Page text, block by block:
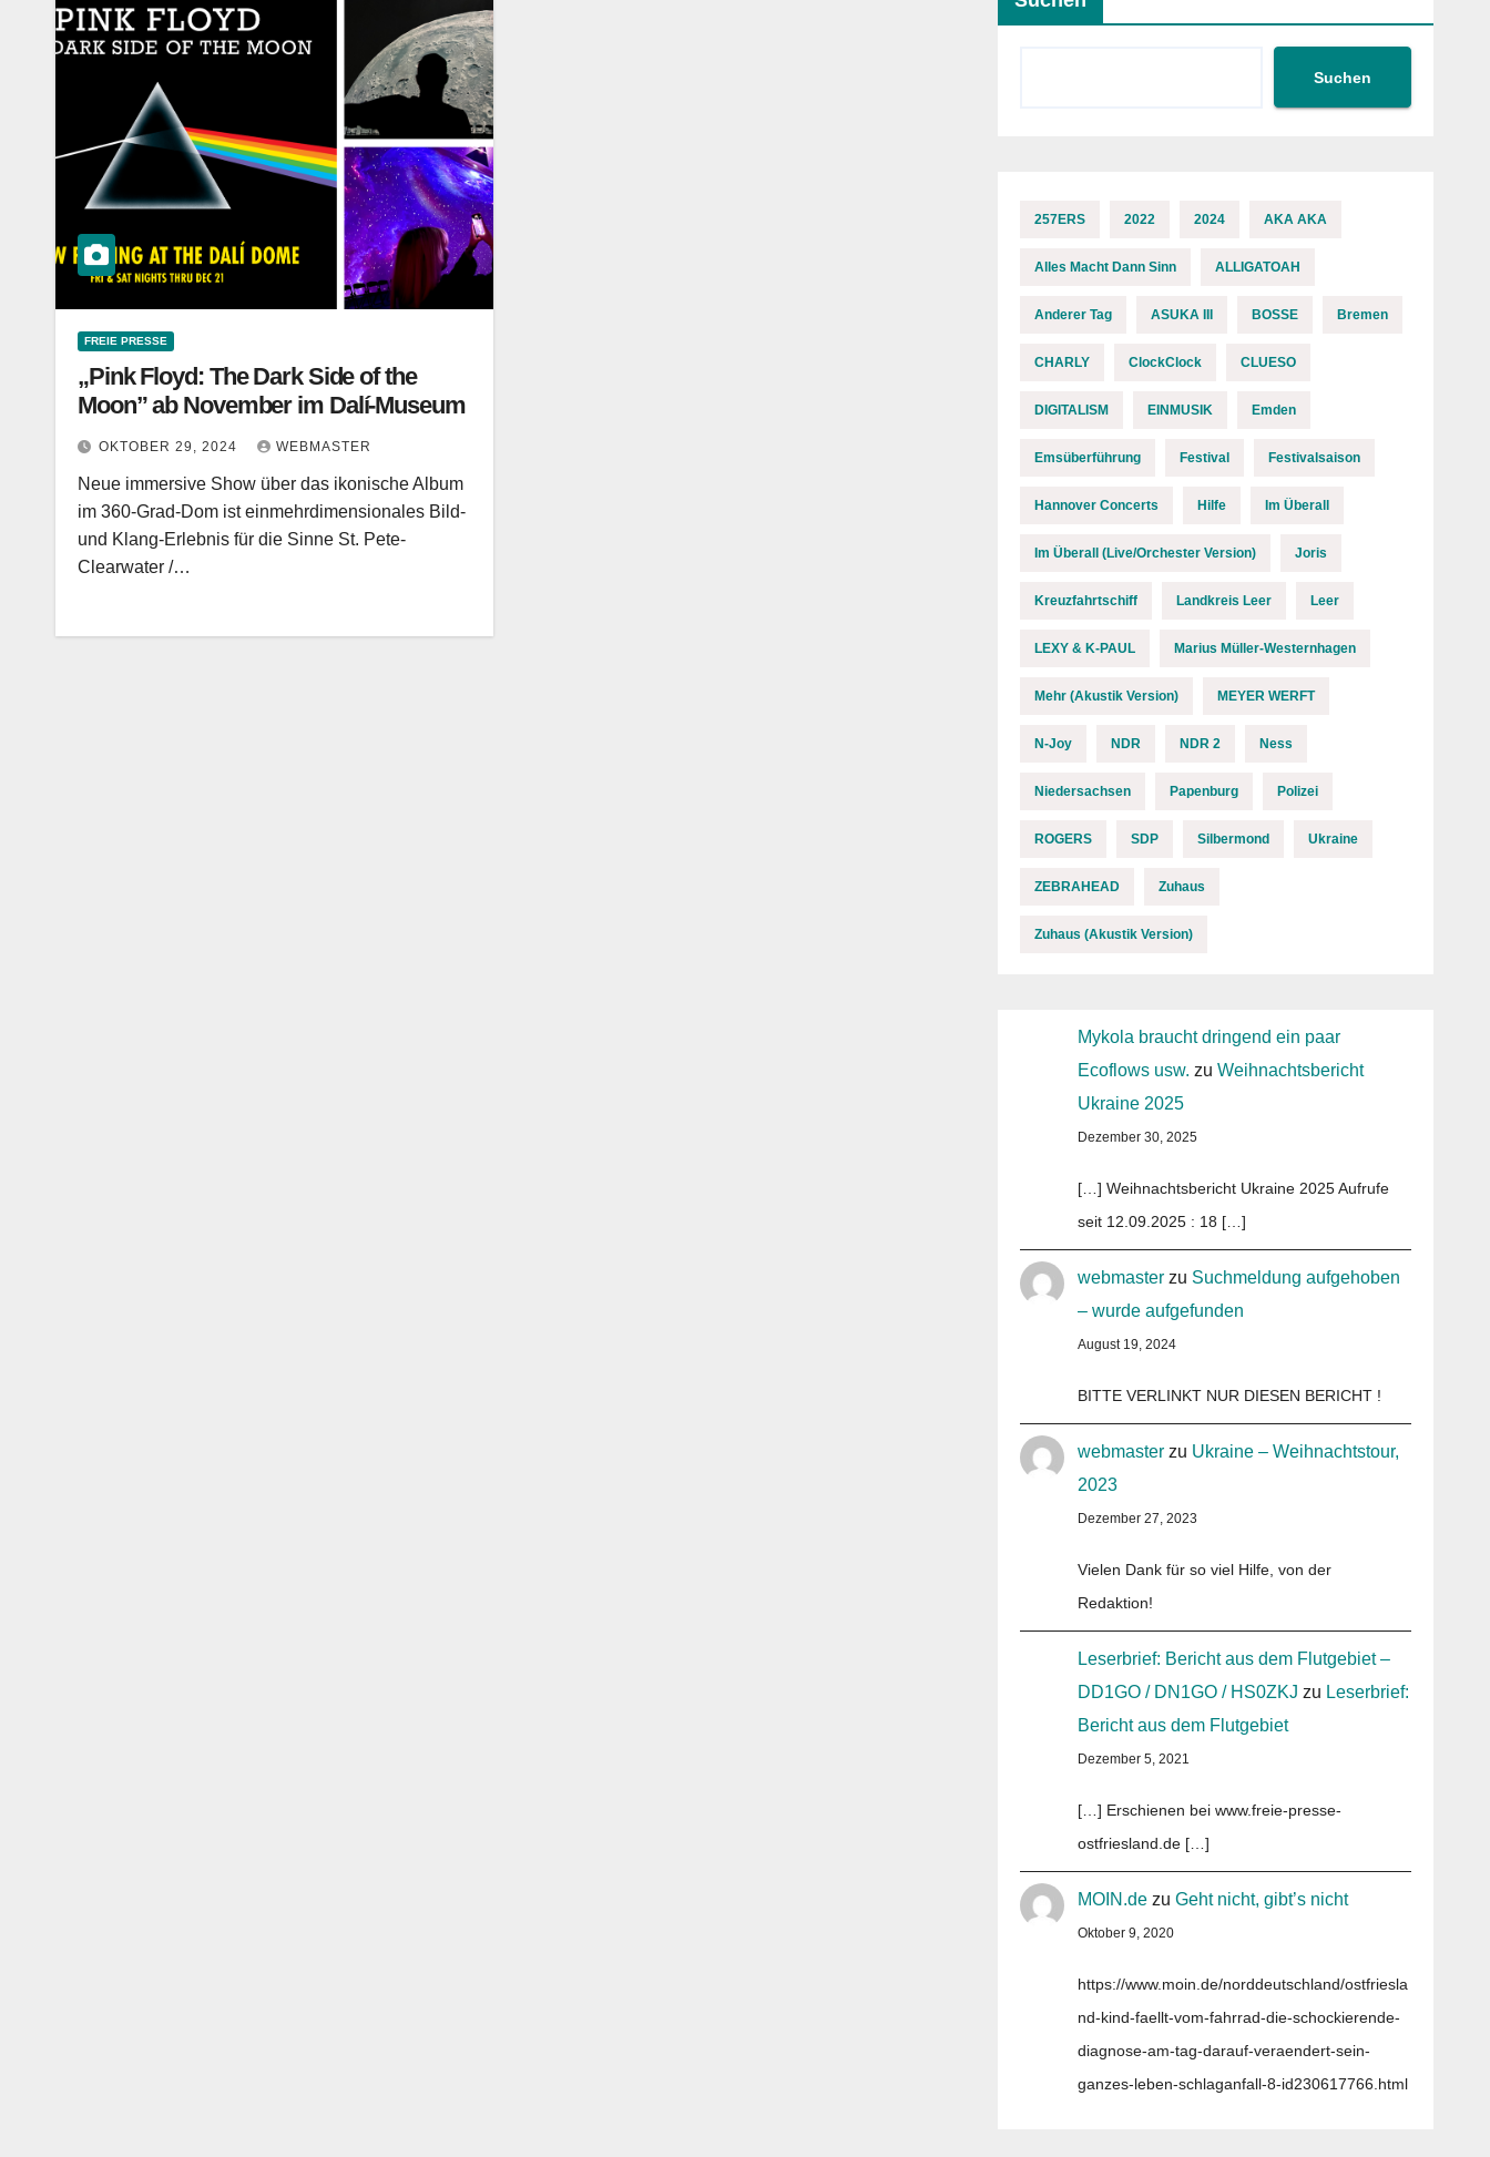
FREIE PRESSE
„Pink Floyd: The Dark Side of the
Moon” ab November im Dalí-Museum
OKTOBER 29, 2024 WEBMASTER
Neue immersive Show über das ikonische Album
im 360-Grad-Dom ist einmehrdimensionales Bild-
und Klang-Erlebnis für die Sinne St. Pete-
Clearwater /…
Suchen
257ERS 2022 2024 AKA AKA
Alles Macht Dann Sinn ALLIGATOAH
Anderer Tag ASUKA III BOSSE Bremen
CHARLY ClockClock CLUESO
DIGITALISM EINMUSIK Emden
Emsüberführung Festival Festivalsaison
Hannover Concerts Hilfe Im Überall
Im Überall (Live/Orchester Version) Joris
Kreuzfahrtschiff Landkreis Leer Leer
LEXY & K-PAUL Marius Müller-Westernhagen
Mehr (Akustik Version) MEYER WERFT
N-Joy NDR NDR 2 Ness
Niedersachsen Papenburg Polizei
ROGERS SDP Silbermond Ukraine
ZEBRAHEAD Zuhaus
Zuhaus (Akustik Version)
Mykola braucht dringend ein paar
Ecoflows usw. zuWeihnachtsbericht
Ukraine 2025
Dezember 30, 2025
[…] Weihnachtsbericht Ukraine 2025 Aufrufe
seit 12.09.2025 : 18 […]
webmaster zu Suchmeldung aufgehoben
– wurde aufgefunden
August 19, 2024
BITTE VERLINKT NUR DIESEN BERICHT !
webmaster zu Ukraine – Weihnachtstour,
2023
Dezember 27, 2023
Vielen Dank für so viel Hilfe, von der
Redaktion!
Leserbrief: Bericht aus dem Flutgebiet –
DD1GO / DN1GO / HS0ZKJ zu Leserbrief:
Bericht aus dem Flutgebiet
Dezember 5, 2021
[…] Erschienen bei www.freie-presse-
ostfriesland.de […]
MOIN.de zuGeht nicht, gibt’s nicht
Oktober 9, 2020
https://www.moin.de/norddeutschland/ostfriesla
nd-kind-faellt-vom-fahrrad-die-schockierende-
diagnose-am-tag-darauf-veraendert-sein-
ganzes-leben-schlaganfall-8-id230617766.html